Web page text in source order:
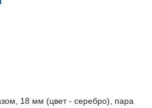
18 мм (цвет - серебро), пара